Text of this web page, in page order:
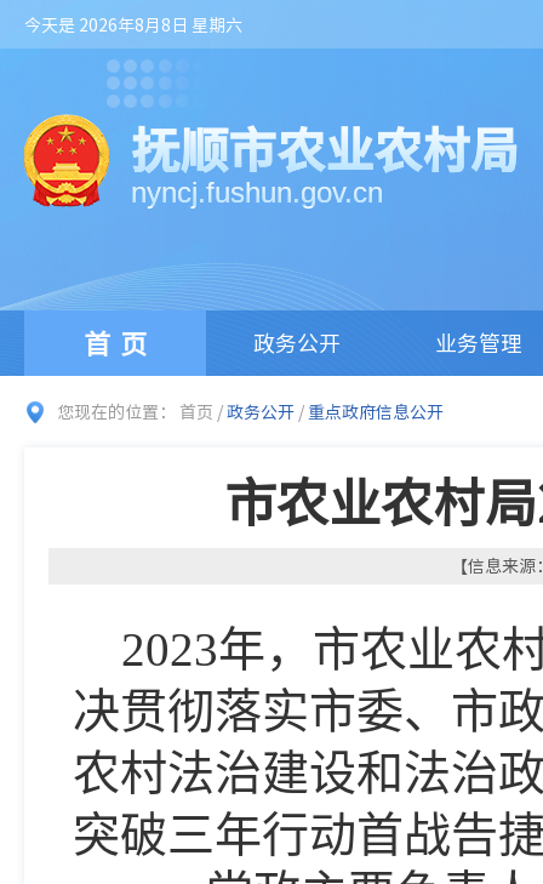
今天是 2026年8月8日 星期六
抚顺市农业农村局
nyncj.fushun.gov.cn
首页 政务公开 业务管理
您现在的位置： 首页 /政务公开 / 重点政府信息公开
市农业农村
【信息来
2023年，市农业农
决贯彻落实市委、市
农村法治建设和法治
突破三年行动首战告